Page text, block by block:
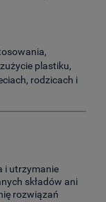
plastiku,
rodzicach i
i utrzymanie
składów ani
rozwiązań